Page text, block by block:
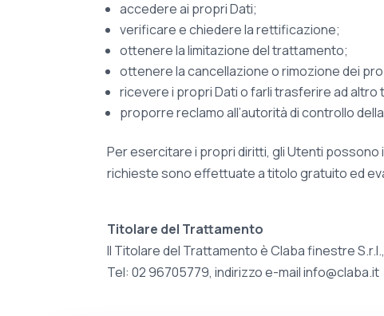
accedere ai propri Dati;
verificare e chiedere la rettificazione;
ottenere la limitazione del trattamento;
ottenere la cancellazione o rimozione dei
ricevere i propri Dati o farli trasferire ad altro
proporre reclamo all’autorità di controllo
Per esercitare i propri diritti, gli Utenti
richieste sono effettuate a titolo gratuito ed
Titolare del Trattamento
Il Titolare del Trattamento è Claba finestre
Tel: 02 96705779, indirizzo e-mail info@claba.it